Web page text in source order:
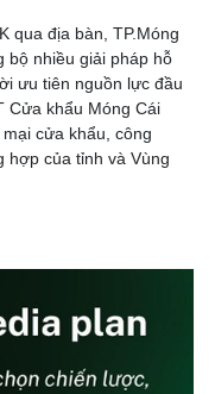
qua địa bàn, TP.Móng
bộ nhiều giải pháp hỗ
ưu tiên nguồn lực đầu
Cửa khẩu Móng Cái
cửa khẩu, công
hợp của tỉnh và Vùng